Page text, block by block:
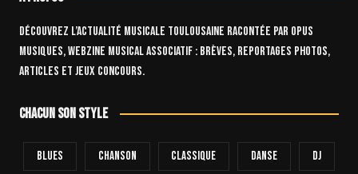
Découvrez l’actualité musicale toulousaine racontée par OPUS
Musiques, webzine musical associatif : brèves, reportages photos,
articles et jeux concours.
Chacun son style
Blues Chanson Classique Danse Dj